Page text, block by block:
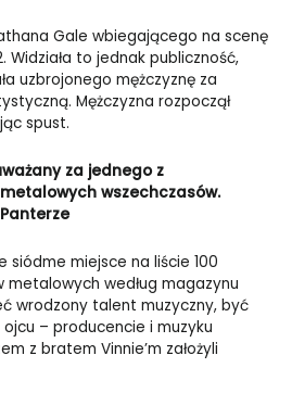
Gale wbiegającego na scenę
to jednak publiczność,
uzbrojonego mężczyznę za
Mężczyzna rozpoczął
spust.
za jednego z
wszechczasów.
siódme miejsce na liście 100
według magazynu
wrodzony talent muzyczny, być
– producencie i muzyku
z bratem Vinnie’m założyli